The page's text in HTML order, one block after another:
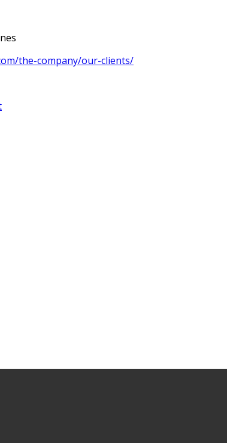
the-company/our-clients/